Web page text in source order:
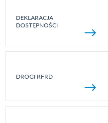
DEKLARACJA
DOSTĘPNOŚCI
DROGI RFRD